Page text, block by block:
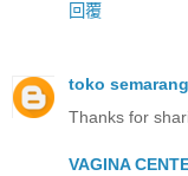
回覆
toko semarang
Thanks for
VAGINA